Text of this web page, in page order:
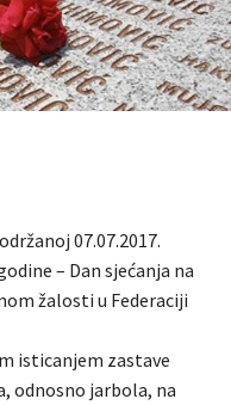
07.07.2017.
– Dan sjećanja na
žalosti u Federaciji
isticanjem zastave
odnosno jarbola, na